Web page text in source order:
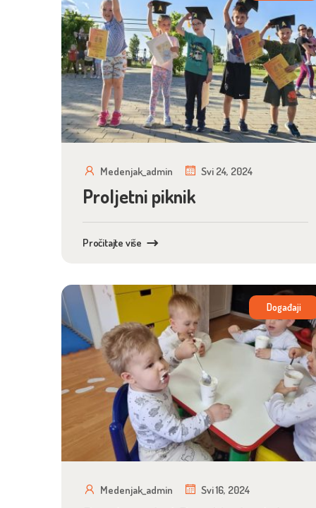
Medenjak_admin Svi 24, 2024
Proljetni piknik
Pročitajte više
Događaji
Medenjak_admin Svi 16, 2024